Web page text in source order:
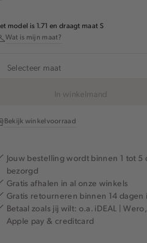
model is 1.71 en draagt maat S
Wat is mijn maat?
Selecteer maat
In winkelmand
Bekijk winkelvoorraad
Jouw bestelling wordt binnen 1 tot 5
bezorgd
Gratis afhalen in al onze winkels
Gratis retourneren binnen 14 dagen
Betaal zoals jij wilt: o.a. iDEAL |
Apple pay & creditcard